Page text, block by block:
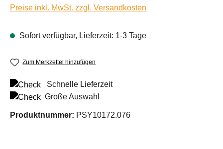
Preise inkl. MwSt. zzgl. Versandkosten
Sofort verfügbar, Lieferzeit: 1-3 Tage
Zum Merkzettel hinzufügen
Schnelle Lieferzeit
Große Auswahl
Produktnummer: PSY10172.076